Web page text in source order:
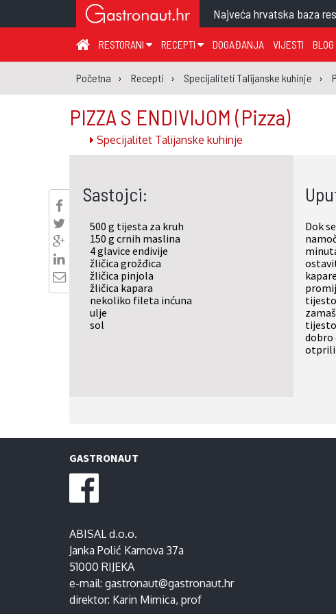
Najveća hrvatska baza
RESTORANI
ZAGREB I ZAGREBAČKA ŽUPANIJA
MEĐIMURSKA ŽUPANIJA
KARLOVAČKA ŽUPANIJA
KOPRIVNIČKO-KRIŽEVAČKA ŽUPANIJA
VIROVITIČKO-PODRAVSKA ŽUPANIJA
OSJEČKO-BARANJSKA ŽUPANIJA
VUKOVARSKO-SRIJEMSKA ŽUPANIJA
ISTARSKA ŽUPANIJA
RECEPTI
JUHA
PREDJELO
GLAVNO JELO
PRILOG
SALATA
DOGAĐANJA VIJESTI BLOG
Početna Recepti Specijaliteti Talijanske kuhinje
PIZZA S ENDIVIJOM (Pizza)
Specijalitet Talijanske kuhinje
Sastojci:
500 g tijesta za kruh
150 g crnih maslina
4 glavice endivije
žličica grožđica
žličica pinjola
žličica kapara
nekoliko fileta inćuna
ulje
sol
Dok
dobro
GASTRONAUT
ABISAL d.o.o.
Janka Polić Kamova 37a
51000 RIJEKA
e-mail: gastronaut@gastronaut.hr
direktor: Karin Mimica, prof